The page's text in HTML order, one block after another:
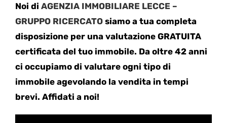
Noi di AGENZIA IMMOBILIARE LECCE –
GRUPPO RICERCATO siamo a tua completa
disposizione per una valutazione GRATUITA
certificata del tuo immobile. Da oltre 42 anni
ci occupiamo di valutare ogni tipo di
immobile agevolando la vendita in tempi
brevi. Affidati a noi!